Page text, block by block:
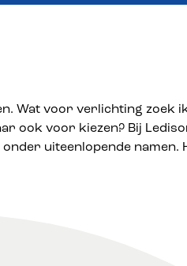
Wat voor verlichting zoek
ook voor kiezen? Bij
uiteenlopende namen.